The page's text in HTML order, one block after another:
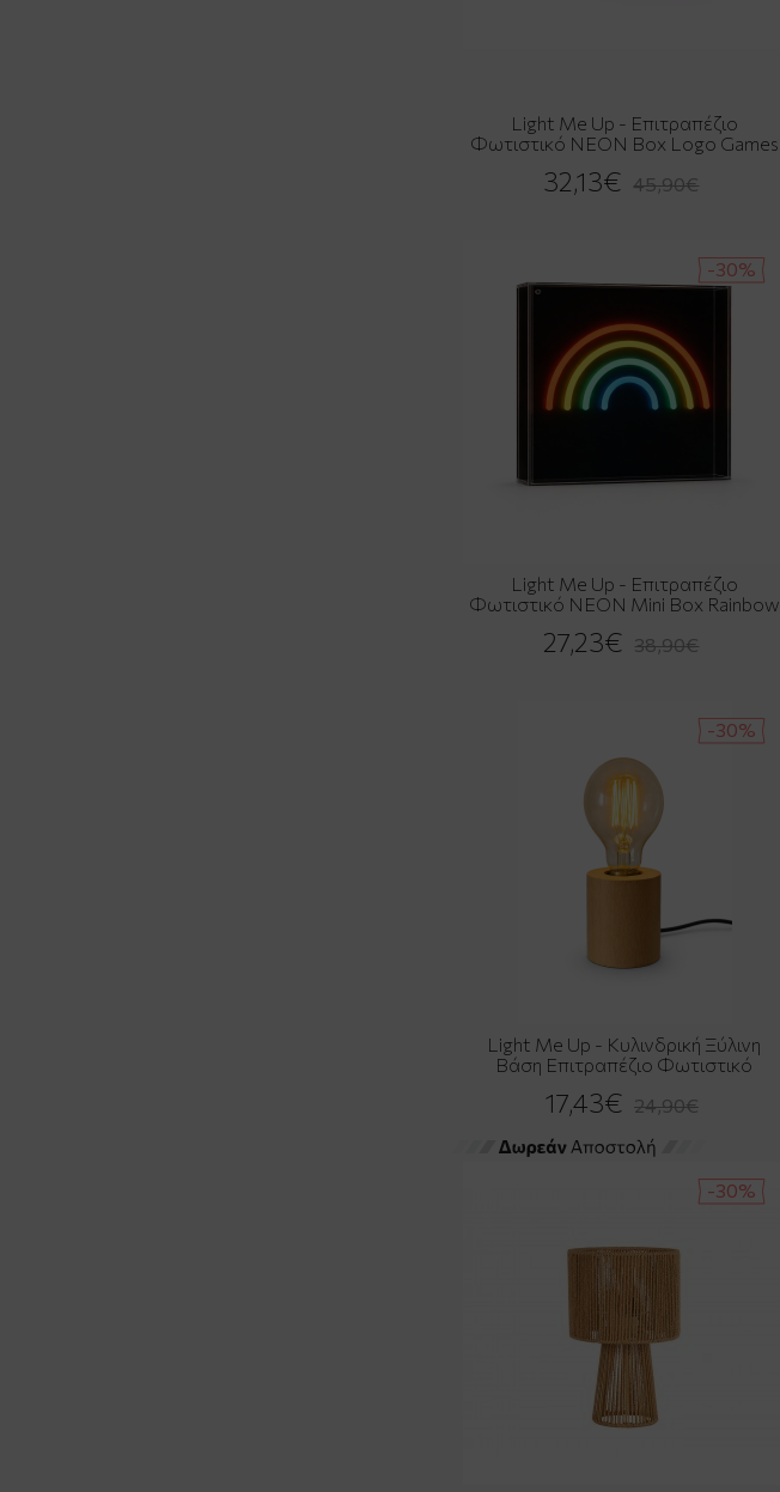
Light Me Up - Επιτραπέζιο
Φωτιστικό NEON Box Logo Games
32,13€ 45,90€
-30%
Light Me Up - Επιτραπέζιο
Φωτιστικό NEON Mini Box Rainbow
27,23€ 38,90€
-30%
Light Me Up - Κυλινδρική Ξύλινη
Βάση Επιτραπέζιο Φωτιστικό
17,43€ 24,90€
-30%